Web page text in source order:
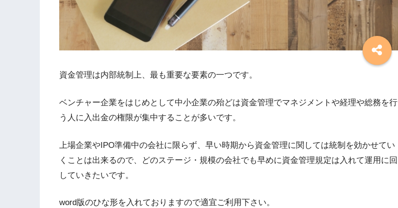
資金管理は内部統制上、最も重要な要素の一つです。
ベンチャー企業をはじめとして中小企業の殆どは資金管理でマネジメントや経理や総務を行
う人に入出金の権限が集中することが多いです。
上場企業やIPO準備中の会社に限らず、早い時期から資金管理に関しては統制を効かせてい
くことは出来るので、どのステージ・規模の会社でも早めに資金管理規定は入れて運用に回
していきたいです。
word版のひな形を入れておりますので適宜ご利用下さい。